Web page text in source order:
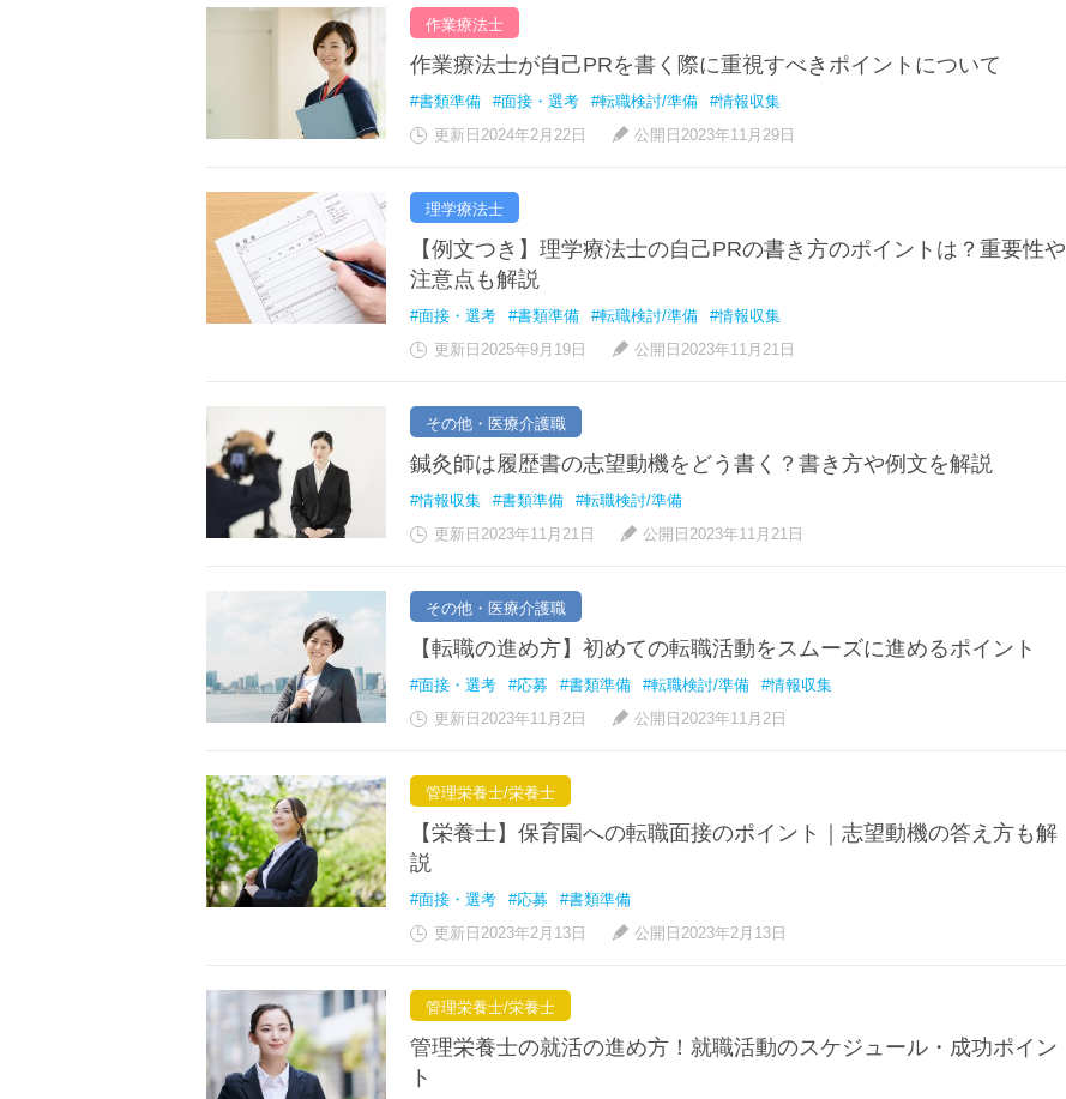
作業療法士
作業療法士が自己PRを書く際に重視すべきポイントについて
#書類準備 #面接・選考 #転職検討/準備
#情報収集
更新日2024年2月22日
公開日2023年11月29日
理学療法士
【例文つき】理学療法士の自己PRの書き方のポイントは？重要性や
注意点も解説
#面接・選考 #書類準備 #転職検討/準備
#情報収集
更新日2025年9月19日
公開日2023年11月21日
その他・医療介護職
鍼灸師は履歴書の志望動機をどう書く？書き方や例文を解説
#情報収集 #書類準備
#転職検討/準備
更新日2023年11月21日
公開日2023年11月21日
その他・医療介護職
【転職の進め方】初めての転職活動をスムーズに進めるポイント
#面接・選考 #応募 #書類準備 #転職検討/準備
#情報収集
更新日2023年11月2日
公開日2023年11月2日
管理栄養士/栄養士
【栄養士】保育園への転職面接のポイント｜志望動機の答え方も解
説
#面接・選考 #応募
#書類準備
更新日2023年2月13日
公開日2023年2月13日
管理栄養士/栄養士
管理栄養士の就活の進め方！就職活動のスケジュール・成功ポイン
ト